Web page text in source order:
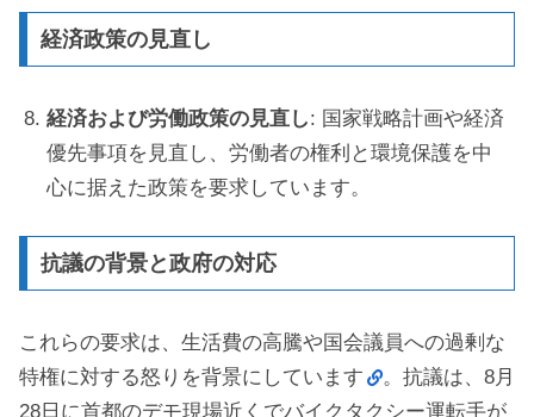
経済政策の見直し
経済および労働政策の見直し: 国家戦略計画や経済
優先事項を見直し、労働者の権利と環境保護を中
心に据えた政策を要求しています。
抗議の背景と政府の対応
これらの要求は、生活費の高騰や国会議員への過剰な
特権に対する怒りを背景にしています
。抗議は、8月
28日に首都のデモ現場近くでバイクタクシー運転手が